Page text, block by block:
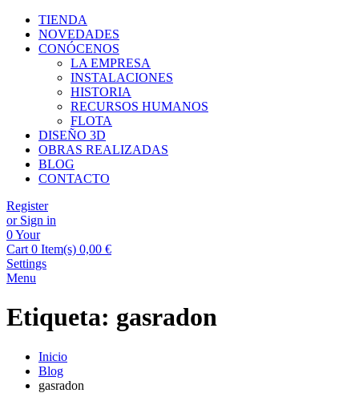
TIENDA
NOVEDADES
CONÓCENOS
LA EMPRESA
INSTALACIONES
HISTORIA
RECURSOS HUMANOS
FLOTA
DISEÑO 3D
OBRAS REALIZADAS
BLOG
CONTACTO
Register
or Sign in
0Your
Cart 0 Item(s) 0,00 €
Settings
Menu
Etiqueta: gasradon
Inicio
Blog
gasradon